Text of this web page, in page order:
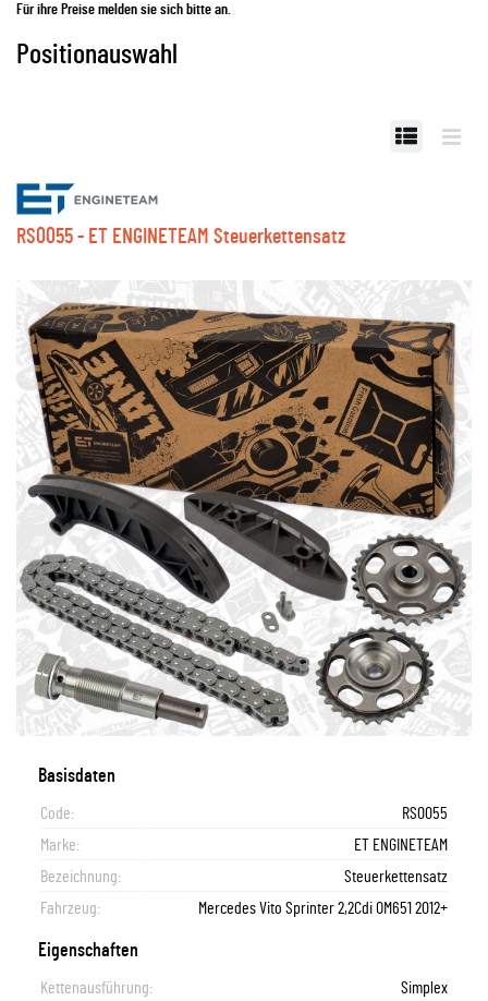
Für ihre Preise melden sie sich bitte an.
Positionauswahl
RS0055 - ET ENGINETEAM Steuerkettensatz
Basisdaten
Code:
RS0055
Marke:
ET ENGINETEAM
Bezeichnung:
Steuerkettensatz
Fahrzeug:
Mercedes Vito Sprinter 2,2Cdi OM651 2012+
Eigenschaften
Kettenausführung:
Simplex